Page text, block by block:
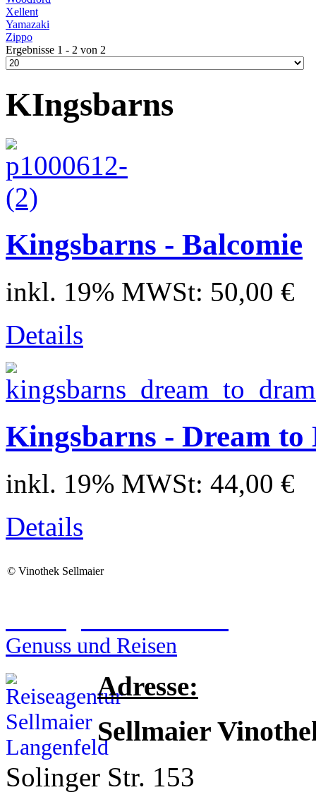
Xellent
Yamazaki
Zippo
Ergebnisse 1 - 2 von 2
KIngsbarns
Kingsbarns - Balcomie
inkl. 19% MWSt: 50,00 €
Details
Kingsbarns - Dream to
inkl. 19% MWSt: 44,00 €
Details
© Vinothek Sellmaier
Genuss und Reisen
Adresse:
Sellmaier
Solinger Str. 153